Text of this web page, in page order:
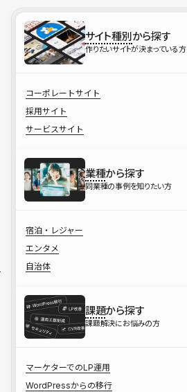
サイト種別から探す
作りたいサイトが決まっている方
コーポレートサイト
採用サイト
サービスサイト
業種から探す
同業種の事例を知りたい方
宿泊・レジャー
エンタメ
自治体
課題から探す
課題解決にお悩みの方
マーケターでのLP運用
WordPressからの移行